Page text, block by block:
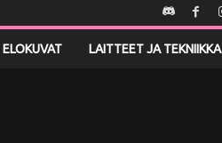
ELOKUVAT LAITTEET JA TEKNIIKKA